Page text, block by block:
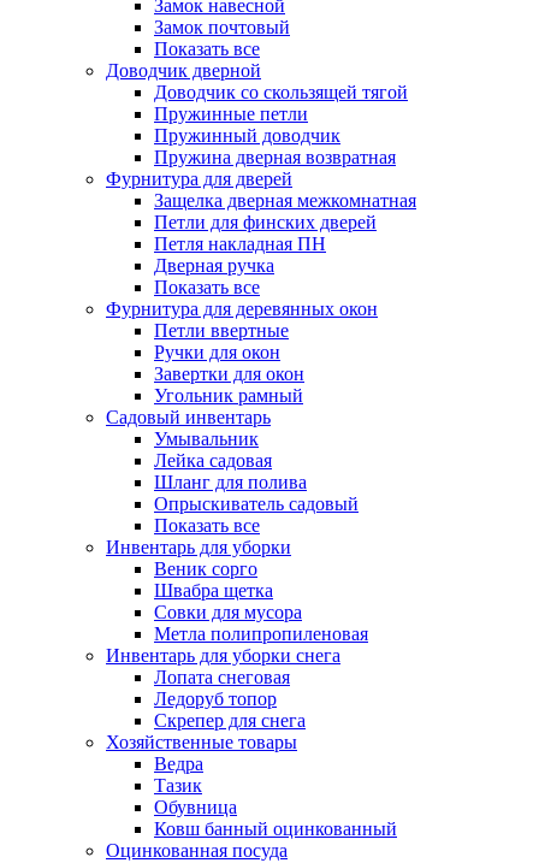
Замок навесной
Замок почтовый
Показать все
Доводчик дверной
Доводчик со скользящей тягой
Пружинные петли
Пружинный доводчик
Пружина дверная возвратная
Фурнитура для дверей
Защелка дверная межкомнатная
Петли для финских дверей
Петля накладная ПН
Дверная ручка
Показать все
Фурнитура для деревянных окон
Петли ввертные
Ручки для окон
Завертки для окон
Угольник рамный
Садовый инвентарь
Умывальник
Лейка садовая
Шланг для полива
Опрыскиватель садовый
Показать все
Инвентарь для уборки
Веник сорго
Швабра щетка
Совки для мусора
Метла полипропиленовая
Инвентарь для уборки снега
Лопата снеговая
Ледоруб топор
Скрепер для снега
Хозяйственные товары
Ведра
Тазик
Обувница
Ковш банный оцинкованный
Оцинкованная посуда